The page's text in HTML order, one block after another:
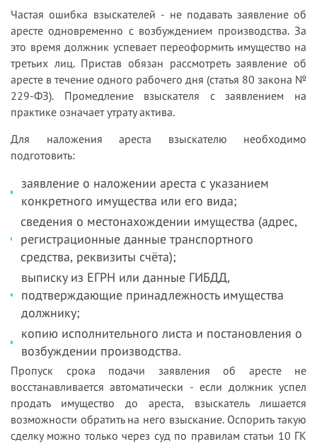
Частая ошибка взыскателей - не подавать заявление об
аресте одновременно с возбуждением производства. За
это время должник успевает переоформить имущество на
третьих лиц. Пристав обязан рассмотреть заявление об
аресте в течение одного рабочего дня (статья 80 закона №
229-ФЗ). Промедление взыскателя с заявлением на
практике означает утрату актива.
Для наложения ареста взыскателю необходимо
подготовить:
заявление о наложении ареста с указанием
конкретного имущества или его вида;
сведения о местонахождении имущества (адрес,
регистрационные данные транспортного
средства, реквизиты счёта);
выписку из ЕГРН или данные ГИБДД,
подтверждающие принадлежность имущества
должнику;
копию исполнительного листа и постановления о
возбуждении производства.
Пропуск срока подачи заявления об аресте не
восстанавливается автоматически - если должник успел
продать имущество до ареста, взыскатель лишается
возможности обратить на него взыскание. Оспорить такую
сделку можно только через суд по правилам статьи 10 ГК